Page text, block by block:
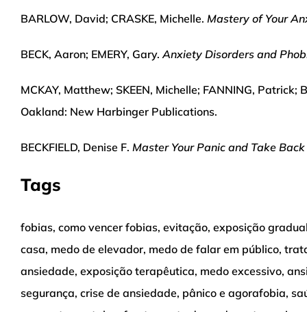
BARLOW, David; CRASKE, Michelle. Mastery of Your
BECK, Aaron; EMERY, Gary.Anxiety Disorders and
MCKAY, Matthew; SKEEN, Michelle; FANNING, Patrick;
Oakland: New Harbinger Publications.
BECKFIELD, Denise F. Master Your Panic and Take
Tags
fobias, como vencer fobias, evitação, exposição
casa, medo de elevador, medo de falar em público,
ansiedade, exposição terapêutica, medo excessivo,
segurança, crise de ansiedade, pânico e agorafobia,